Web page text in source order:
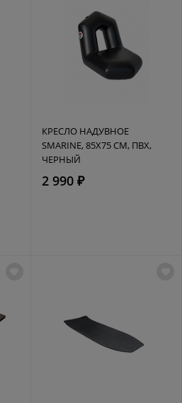
КРЕСЛО НАДУВНОЕ
SMARINE, 85Х75 СМ, ПВХ,
ЧЕРНЫЙ
2 990 ₽